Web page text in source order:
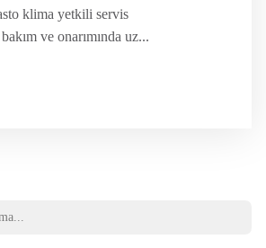
klima yetkili servis
ve onarımında uz...